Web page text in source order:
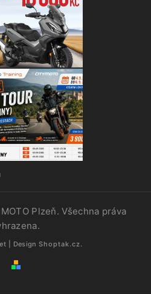
Plzeň. Všechna práva
| Design Shoptak.cz.